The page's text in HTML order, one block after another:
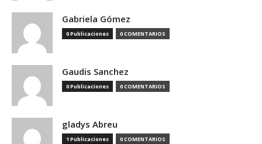
Gabriela Gómez
0 Publicaciones 0 COMENTARIOS
Gaudis Sanchez
0 Publicaciones 0 COMENTARIOS
gladys Abreu
1 Publicaciones 0 COMENTARIOS